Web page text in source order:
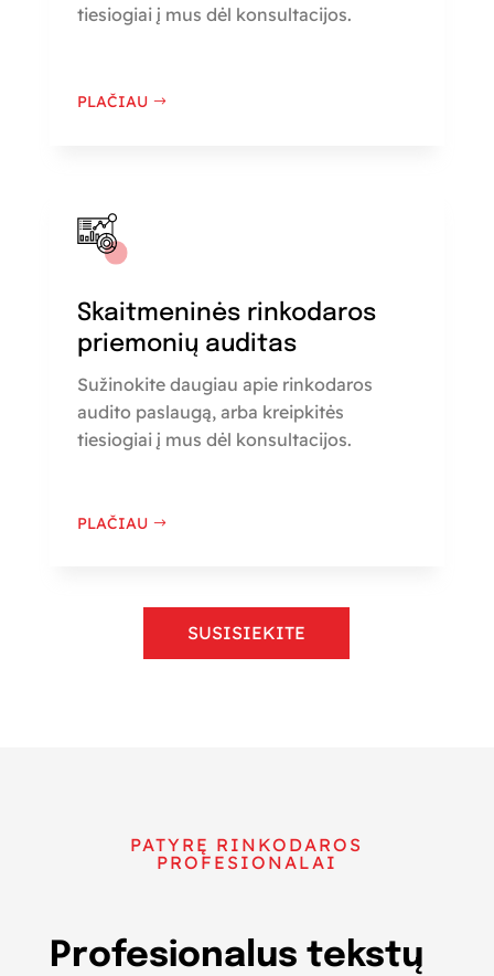
tiesiogiai į mus dėl konsultacijos.
PLAČIAU
Skaitmeninės rinkodaros
priemonių auditas
Sužinokite daugiau apie rinkodaros
audito paslaugą, arba kreipkitės
tiesiogiai į mus dėl konsultacijos.
PLAČIAU
SUSISIEKITE
PATYRĘ RINKODAROS
PROFESIONALAI
Profesionalus tekstų